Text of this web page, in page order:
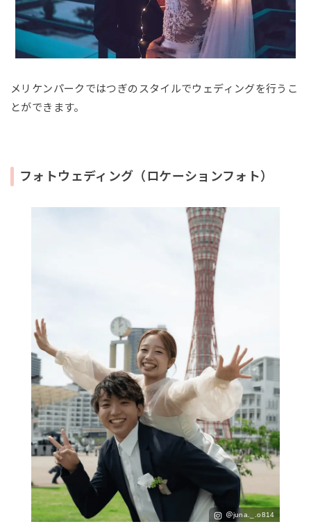
メリケンパークではつぎのスタイルでウェディングを行うこ
とができます。
フォトウェディング（ロケーションフォト）
＠juna._.o814